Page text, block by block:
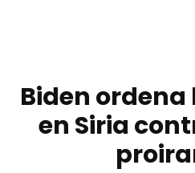
Biden
en Siria